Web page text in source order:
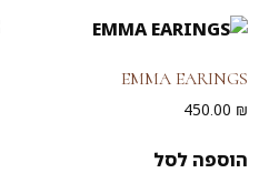
EMMA EARINGS
450.00 ₪
הוספה לסל